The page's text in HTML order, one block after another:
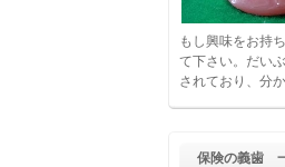
もし興味をお持
て下さい。だい
されており、分
保険の義歯